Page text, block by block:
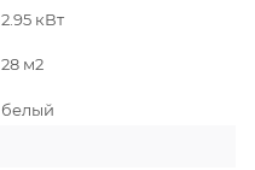
2.95 кВт
28 м2
белый